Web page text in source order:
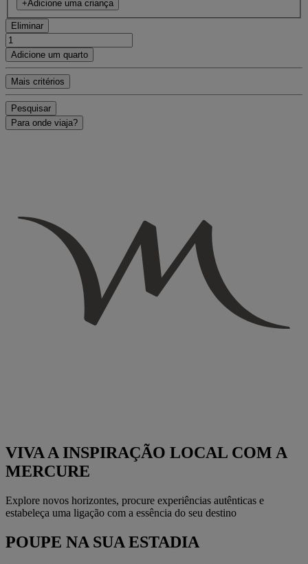
+Adicione uma criança
Eliminar
Adicione um quarto
Mais critérios
Pesquisar
Para onde viaja?
VIVA A INSPIRAÇÃO LOCAL COM A
MERCURE
Explore novos horizontes, procure experiências autênticas e
estabeleça uma ligação com a essência do seu destino
POUPE NA SUA ESTADIA